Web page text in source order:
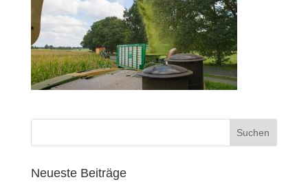
Neueste Beiträge